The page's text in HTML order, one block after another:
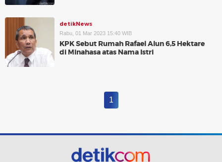
detikNews
Rabu, 01 Mar 2023 15:40 WIB
KPK Sebut Rumah Rafael Alun 6,5 Hektare
di Minahasa atas Nama Istri
1